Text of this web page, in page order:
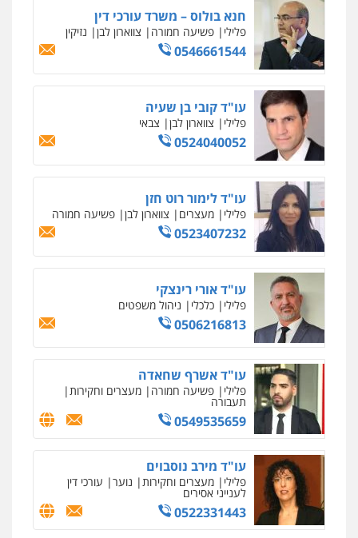
חנא בולוס – משרד עורכי דין
פלילי פשיעה חמורה צווארון לבן נזיקין
0546661544
עו"ד קובי בן שעיה
פלילי צווארון לבן צבאי
0524040052
עו"ד לימור רוט חזן
פלילי מעצרים צווארון לבן פשיעה חמורה
0523407232
עו"ד אורי רינצקי
פלילי כלכלי ניהול משפטים
0506216813
עו"ד אשרף שחאדה
פלילי פשיעה חמורה מעצרים וחקירות
תעבורה
0549535659
עו"ד מירב נוסבוים
פלילי מעצרים וחקירות נוער עורכי דין
לענייני אסירים
0522331443